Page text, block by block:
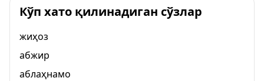
Кўп хато қилинадиган сўзлар
жиҳоз
абжир
аблаҳнамо